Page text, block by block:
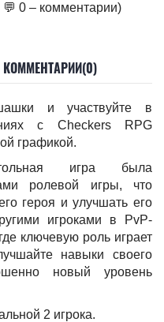
💬 0 – комментарии)
КОММЕНТАРИИ(0)
и участвуйте в
с Checkers RPG
графикой.
игра была
ролевой игры, что
героя и улучшать его
игроками в PvP-
ключевую роль играет
навыки своего
новый уровень
2 игрока.